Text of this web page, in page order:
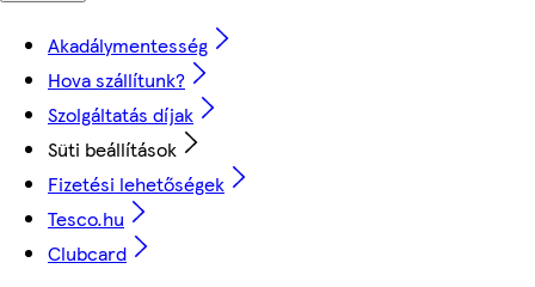
Akadálymentesség
Hova szállítunk?
Szolgáltatás díjak
Süti beállítások
Fizetési lehetőségek
Tesco.hu
Clubcard